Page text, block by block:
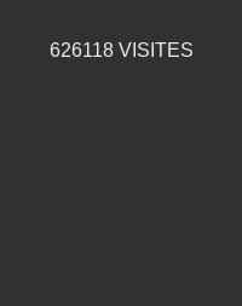
626118VISITES